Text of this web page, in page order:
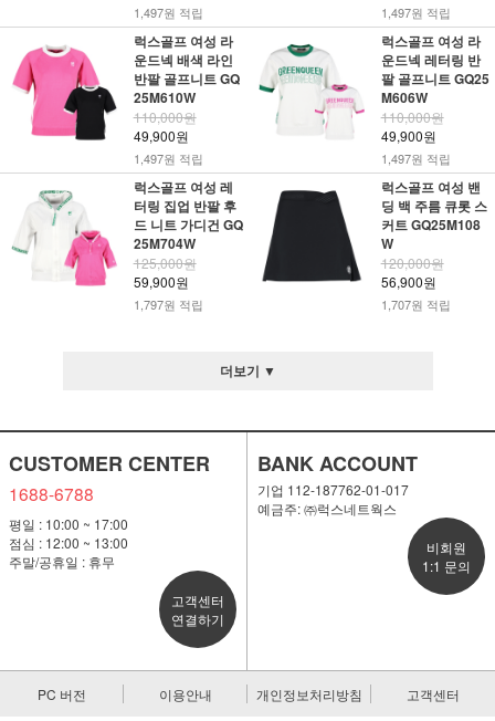
1,497원 적립 1,497원 적립
럭스골프 여성 라
운드넥 배색 라인
반팔 골프니트 GQ
25M610W
110,000원
49,900원
1,497원 적립
럭스골프 여성 라
운드넥 레터링 반
팔 골프니트 GQ25
M606W
110,000원
49,900원
1,497원 적립
럭스골프 여성 레
터링 집업 반팔 후
드 니트 가디건 GQ
25M704W
125,000원
59,900원
1,797원 적립
럭스골프 여성 밴
딩 백 주름 큐롯 스
커트 GQ25M108
W
120,000원
56,900원
1,707원 적립
더보기 ▼
CUSTOMER CENTER
1688-6788
평일 : 10:00 ~ 17:00
점심 : 12:00 ~ 13:00
주말/공휴일 : 휴무
고객센터
연결하기
BANK ACCOUNT
기업 112-187762-01-017
예금주: ㈜럭스네트웍스
비회원
1:1 문의
PC 버전 이용안내 개인정보처리방침 고객센터